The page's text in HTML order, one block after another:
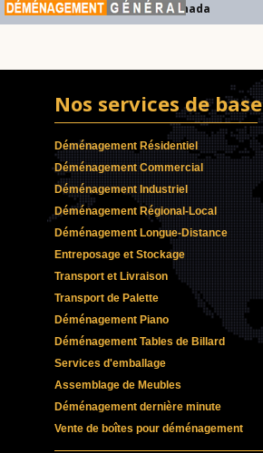
Déménagement Général Canada
Déménagement Résidentiel
Déménagement Commercial
Déménagement Industriel
Déménagement Régional-Local
Déménagement Longue-Distance
Entreposage et Stockage
Transport et Livraison
Transport de Palette
Déménagement Piano
Déménagement Tables de Billard
Services d'emballage
Assemblage de Meubles
Déménagement dernière minute
Vente de boîtes pour déménagement
Nos services de base